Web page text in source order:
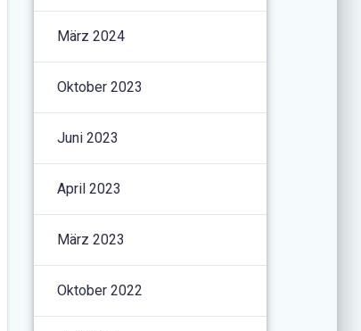
März 2024
Oktober 2023
Juni 2023
April 2023
März 2023
Oktober 2022